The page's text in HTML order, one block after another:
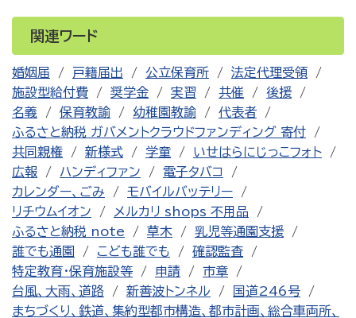
関連ワード
婚姻届 戸籍届出 公立保育所
法定代理受領
施設型給付費
奨学金 実習 共催
後援
名義
保育教諭 幼稚園教諭
代表者
ふるさと納税 ガバメントクラウドファンディング 寄付
共同親権
新様式 学童
いせはらにじっこフォト
広報
ハンディファン
電子タバコ
カレンダー、ごみ
モバイルバッテリー
リチウムイオン
メルカリ shops 不用品
ふるさと納税 note
草木
乳児等通園支援
誰でも通園
こども誰でも
確認監査
特定教育・保育施設等
申請
市章
台風、大雨、道路
新善波トンネル
国道246号
まちづくり、鉄道、集約型都市構造、都市計画、総合車両所、